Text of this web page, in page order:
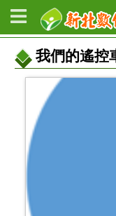
我們的遙控
基
本
訊